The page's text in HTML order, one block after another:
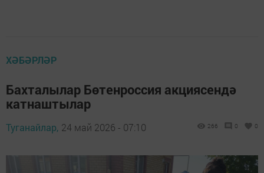
ХӘБӘРЛӘР
Бахталылар Бөтенроссия акциясендә
катнаштылар
Туганайлар, 24 май 2026 - 07:10 266 0 0